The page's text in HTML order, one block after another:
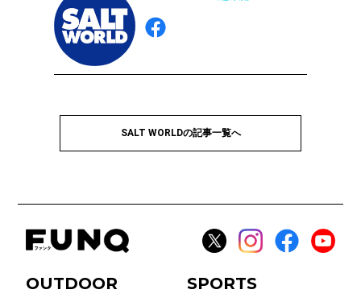
SALT WORLDの記事一覧へ
OUTDOOR
SPORTS